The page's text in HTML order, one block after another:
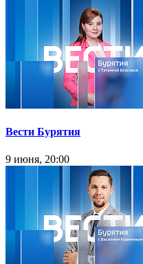
Вести Бурятия
9 июня, 20:00